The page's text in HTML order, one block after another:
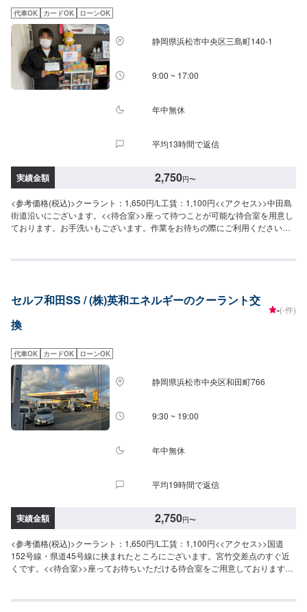
代車OK カードOK ローンOK
静岡県浜松市中央区三島町140-1
9:00 ~ 17:00
年中無休
平均13時間で返信
実績金額 2,750円〜
<参考価格(税込)>クーラント：1,650円/L工賃：1,100円<<アクセス>>中田島
街道沿いにございます。<<待合室>>座って待つことが可能な待合室を用意し
ております。お手洗いもございます。作業をお待ちの際にご利用くださいま
セルフ和田SS / (株)英和エネルギーのクーラント交
換
-(-件)
代車OK カードOK ローンOK
静岡県浜松市中央区和田町766
9:30 ~ 19:00
年中無休
平均19時間で返信
実績金額 2,750円〜
<参考価格(税込)>クーラント：1,650円/L工賃：1,100円<<アクセス>>国道
152号線・県道45号線に挟まれたところにございます。宮竹交差点のすぐ近
くです。<<待合室>>座ってお待ちいただける待合室をご用意しております。